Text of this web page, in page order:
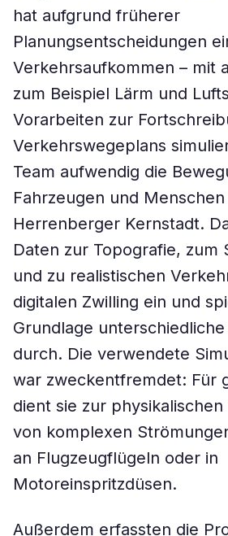
hat aufgrund früherer
Planungsentscheidungen
Verkehrsaufkommen – mit
zum Beispiel Lärm und
Vorarbeiten zur
Verkehrswegeplans
Team aufwendig die
Fahrzeugen und
Herrenberger Kernstadt.
Daten zur Topografie, zum
und zu realistischen
digitalen Zwilling ein und
Grundlage
durch. Die verwendete
war zweckentfremdet: Für
dient sie zur
von komplexen
an Flugzeugflügeln oder in
Motoreinspritzdüsen.
Außerdem erfassten die